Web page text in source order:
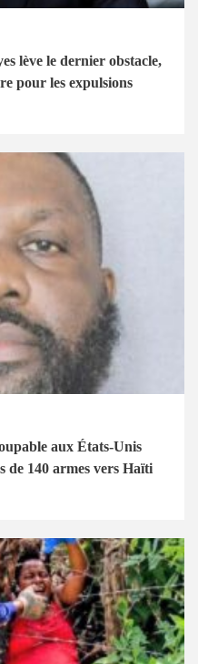
lève le dernier obstacle,
pour les expulsions
aux États-Unis
de 140 armes vers Haïti